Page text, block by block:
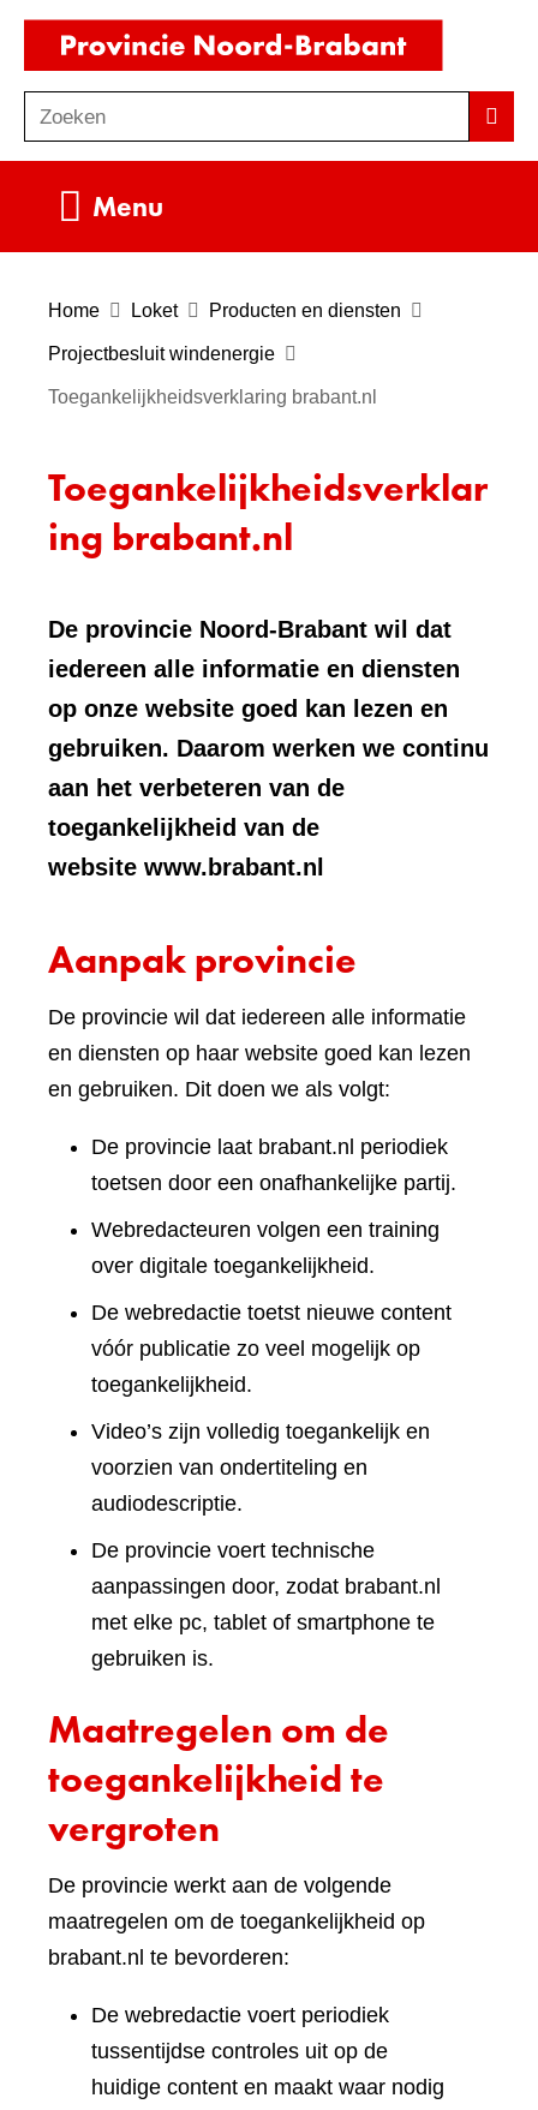
Ga
de
inhoud
o
e
Zoeken
Menu
Home Loket Producten en diensten
Projectbesluit windenergie
Toegankelijkheidsverklaring brabant.nl
Toegankelijkheidsverklar
ing brabant.nl
De provincie Noord-Brabant wil dat
iedereen alle informatie en diensten
op onze website goed kan lezen en
gebruiken. Daarom werken we continu
aan het verbeteren van de
toegankelijkheid van de
website www.brabant.nl
Aanpak provincie
De provincie wil dat iedereen alle informatie
en diensten op haar website goed kan lezen
en gebruiken. Dit doen we als volgt:
De provincie laat brabant.nl periodiek
toetsen door een onafhankelijke partij.
Webredacteuren volgen een training
over digitale toegankelijkheid.
De webredactie toetst nieuwe content
vóór publicatie zo veel mogelijk op
toegankelijkheid.
Video’s zijn volledig toegankelijk en
voorzien van ondertiteling en
audiodescriptie.
De provincie voert technische
aanpassingen door, zodat brabant.nl
met elke pc, tablet of smartphone te
gebruiken is.
Maatregelen om de
toegankelijkheid te
vergroten
De provincie werkt aan de volgende
maatregelen om de toegankelijkheid op
brabant.nl te bevorderen:
De webredactie voert periodiek
tussentijdse controles uit op de
huidige content en maakt waar nodig